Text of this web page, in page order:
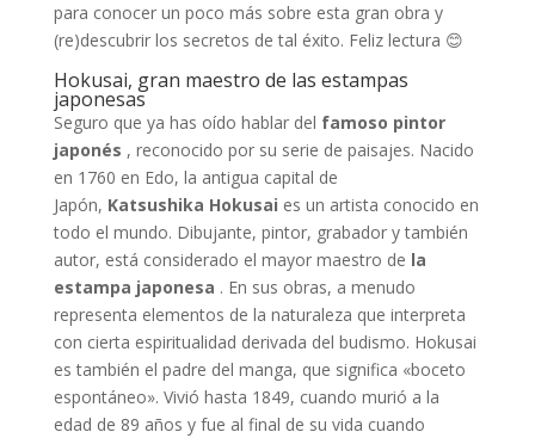
para conocer un poco más sobre esta gran obra y
(re)descubrir los secretos de tal éxito. Feliz lectura 😊
Hokusai, gran maestro de las estampas
japonesas
Seguro que ya has oído hablar del famoso pintor
japonés , reconocido por su serie de paisajes. Nacido
en 1760 en Edo, la antigua capital de
Japón, Katsushika Hokusai es un artista conocido en
todo el mundo. Dibujante, pintor, grabador y también
autor, está considerado el mayor maestro de la
estampa japonesa . En sus obras, a menudo
representa elementos de la naturaleza que interpreta
con cierta espiritualidad derivada del budismo. Hokusai
es también el padre del manga, que significa «boceto
espontáneo». Vivió hasta 1849, cuando murió a la
edad de 89 años y fue al final de su vida cuando